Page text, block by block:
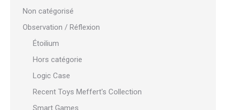
Non catégorisé
Observation / Réflexion
Étoilium
Hors catégorie
Logic Case
Recent Toys Meffert's Collection
Smart Games